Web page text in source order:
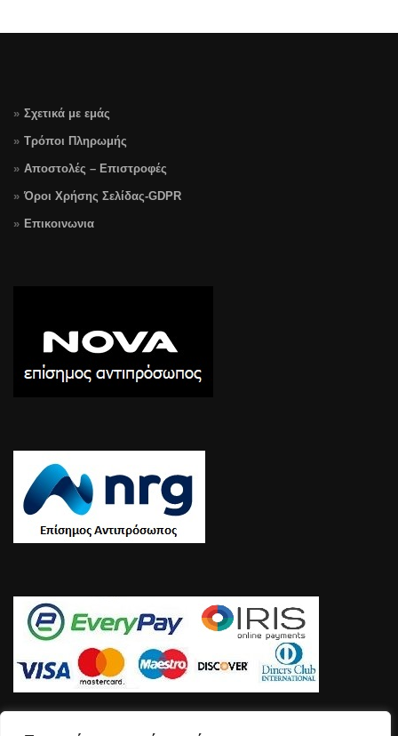
Σχετικά με εμάς
Τρόποι Πληρωμής
Αποστολές – Επιστροφές
Όροι Χρήσης Σελίδας-GDPR
Επικοινωνια